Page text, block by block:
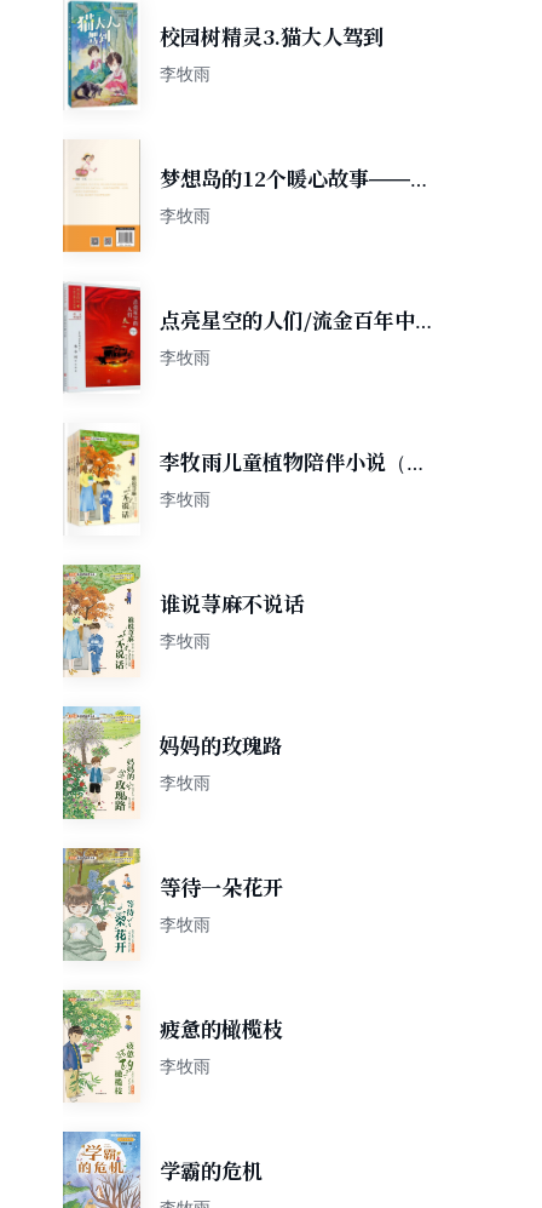
校园树精灵3.猫大人驾到
李牧雨
梦想岛的12个暖心故事——拯
救梦想岛
李牧雨
点亮星空的人们/流金百年中国
儿童文学必读
李牧雨
李牧雨儿童植物陪伴小说（共
四册）
李牧雨
谁说荨麻不说话
李牧雨
妈妈的玫瑰路
李牧雨
等待一朵花开
李牧雨
疲惫的橄榄枝
李牧雨
学霸的危机